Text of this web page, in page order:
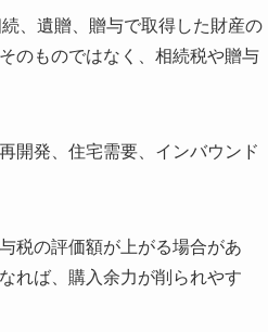
、遺贈、贈与で取得した財産の
のものではなく、相続税や贈与
開発、住宅需要、インバウンド
税の評価額が上がる場合があ
れば、購入余力が削られやす